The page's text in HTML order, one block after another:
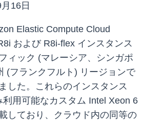
16日
Elastic Compute Cloud
および R8i-flex インスタンス
ィック (マレーシア、シンガポ
(フランクフルト) リージョンで
した。これらのインスタンス
利用可能なカスタム Intel Xeon 6
しており、クラウド内の同等の